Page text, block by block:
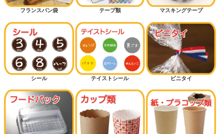
フランスパン袋 テープ類 マスキングテープ
シール テイストシール ビニタイ